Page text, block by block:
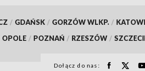
/ GDAŃSK / GORZÓW WLKP. /
OPOLE / POZNAŃ / RZESZÓW /
Dołącz do nas: